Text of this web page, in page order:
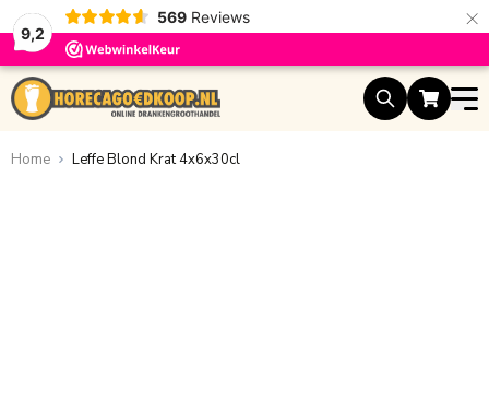
9,2
569 Reviews ×
Ga naar de inhoud
Home Leffe Blond Krat 4x6x30cl